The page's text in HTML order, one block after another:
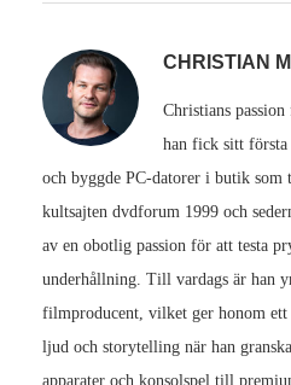
CHRISTIAN
Christians
han fick sitt första
och byggde PC-datorer i butik som
kultsajten dvdforum 1999 och
av en obotlig passion för att testa
underhållning. Till vardags är han
filmproducent, vilket ger honom
ljud och storytelling när han
apparater och konsolspel till